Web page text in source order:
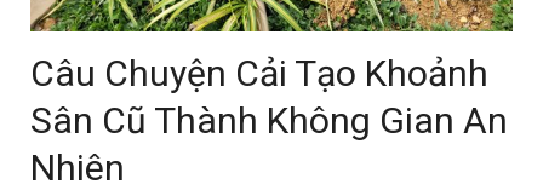
Câu Chuyện Cải Tạo Khoảnh
Sân Cũ Thành Không Gian An
Nhiên